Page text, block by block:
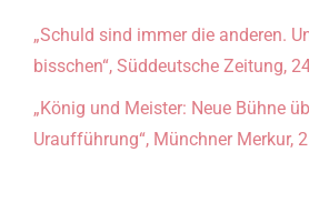
„Schuld sind immer die anderen.
bisschen“, Süddeutsche Zeitung,
„König und Meister: Neue Bühne
Uraufführung“, Münchner Merkur,